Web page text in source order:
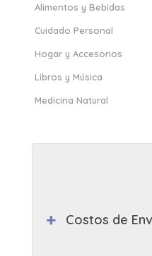
Alimentos y Bebidas
Cuidado Personal
Hogar y Accesorios
Libros y Música
Medicina Natural
Costos de